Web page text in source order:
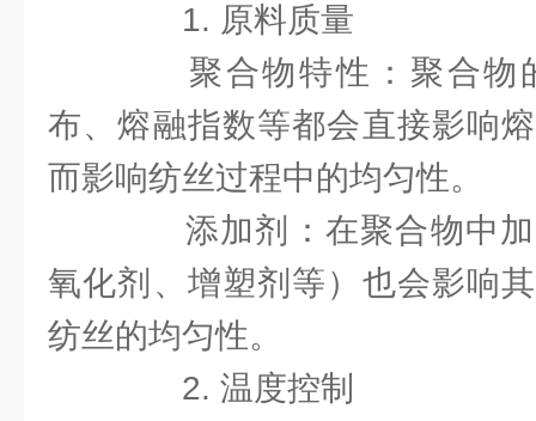
1. 原料质量
聚合物特性：聚合物
布、熔融指数等都会直接影响
而影响纺丝过程中的均匀性。
添加剂：在聚合物中加
氧化剂、增塑剂等）也会影响
纺丝的均匀性。
2. 温度控制